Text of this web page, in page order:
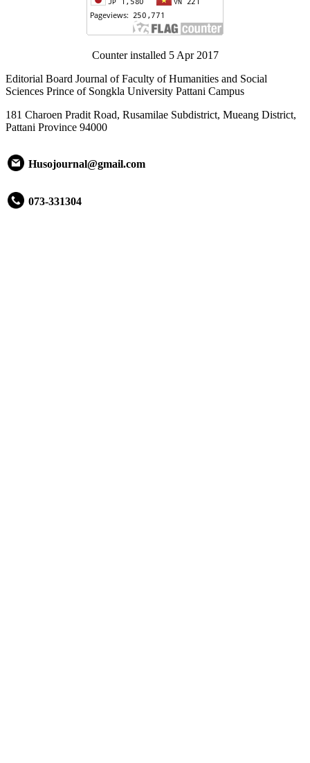
Counter installed 5 Apr 2017
Editorial Board Journal of Faculty of Humanities and Social
Sciences Prince of Songkla University Pattani Campus
181 Charoen Pradit Road, Rusamilae Subdistrict, Mueang District,
Pattani Province 94000
Husojournal@gmail.com
073-331304